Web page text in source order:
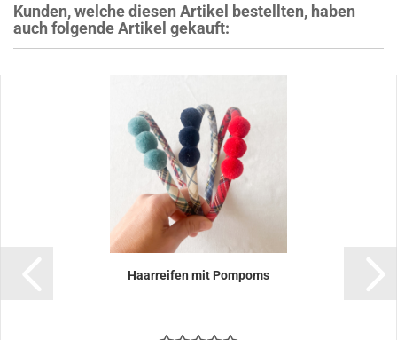
Kunden, welche diesen Artikel bestellten, haben
auch folgende Artikel gekauft:
Haarreifen mit Pompoms